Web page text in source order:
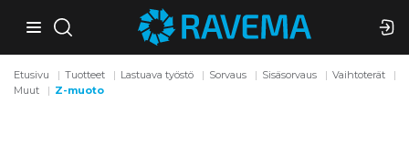
Etusivu Tuotteet Lastuava työstö Sorvaus Sisäsorvaus
Vaihtoterät
Muut
Z-muoto